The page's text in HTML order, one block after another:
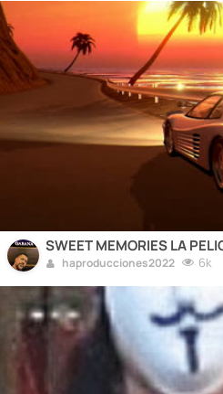
SWEET MEMORIES LA
haproducciones2022 6k